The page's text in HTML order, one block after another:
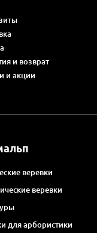
и возврат
и акции
веревки
веревки
для арбористики